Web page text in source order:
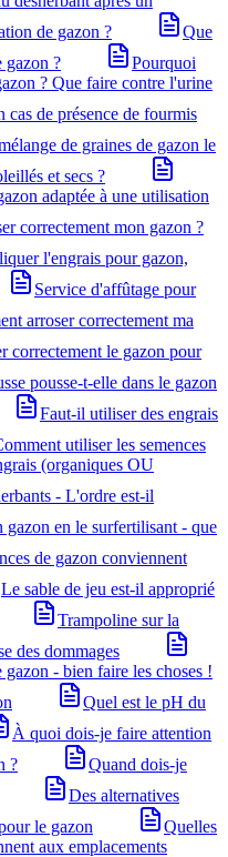
de gazon ?
Que
gazon ?
Pourquoi
? Que faire contre l'urine
cas de présence de fourmis
de graines de gazon le
et secs ?
adaptée à une utilisation
correctement mon gazon ?
l'engrais pour gazon,
Service d'affûtage pour
arroser correctement ma
correctement le gazon pour
pousse-t-elle dans le gazon
Faut-il utiliser des engrais
utiliser les semences
(organiques OU
- L'ordre est-il
en le surfertilisant - que
de gazon conviennent
Le sable de jeu est-il approprié
Trampoline sur la
des dommages
- bien faire les choses !
Quel est le pH du
À quoi dois-je faire attention
?
Quand dois-je
Des alternatives
le gazon
Quelles
aux emplacements